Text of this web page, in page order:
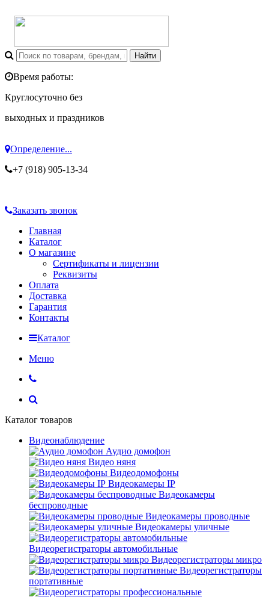
Время работы:
Круглосуточно без
выходных и праздников
Определение...
+7 (918) 905-13-34
Заказать звонок
Главная
Каталог
О магазине
Сертификаты и лицензии
Реквизиты
Оплата
Доставка
Гарантия
Контакты
Каталог
Меню
Каталог товаров
Видеонаблюдение
Аудио домофон
Видео няня
Видеодомофоны
Видеокамеры IP
Видеокамеры
беспроводные
Видеокамеры проводные
Видеокамеры уличные
Видеорегистраторы автомобильные
Видеорегистраторы микро
Видеорегистраторы
портативные